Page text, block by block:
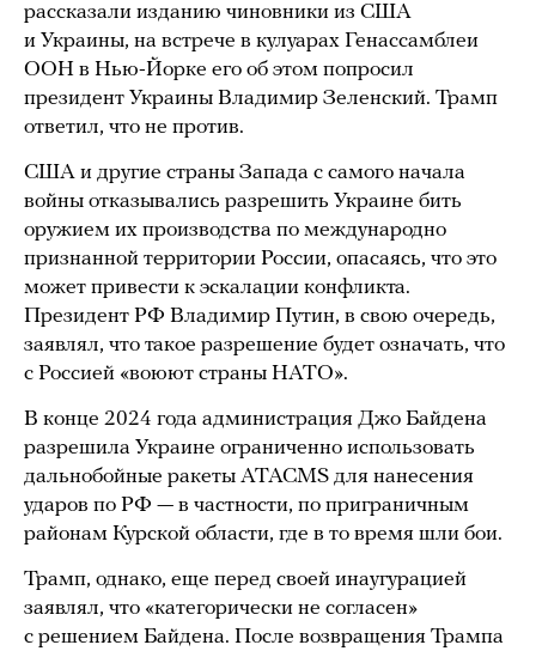
рассказали изданию чиновники из США
и Украины, на встрече в кулуарах Генассамблеи
ООН в Нью-Йорке его об этом попросил
президент Украины Владимир Зеленский. Трамп
ответил, что не против.
США и другие страны Запада с самого начала
войны отказывались разрешить Украине бить
оружием их производства по международно
признанной территории России, опасаясь, что это
может привести к эскалации конфликта.
Президент РФ Владимир Путин, в свою очередь,
заявлял, что такое разрешение будет означать, что
с Россией «воюют страны НАТО».
В конце 2024 года администрация Джо Байдена
разрешила Украине ограниченно использовать
дальнобойные ракеты ATACMS для нанесения
ударов по РФ — в частности, по приграничным
районам Курской области, где в то время шли бои.
Трамп, однако, еще перед своей инаугурацией
заявлял, что «категорически не согласен»
с решением Байдена. После возвращения Трампа